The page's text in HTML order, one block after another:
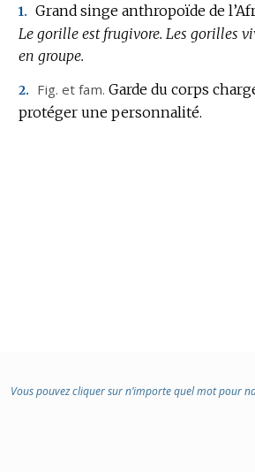
1. Grand singe anthropoïde de
Le gorille est frugivore. Les gorilles
en groupe.
2. Fig. et fam. Garde du corps
protéger une personnalité.
Vous pouvez cliquer sur n’importe quel mot pour